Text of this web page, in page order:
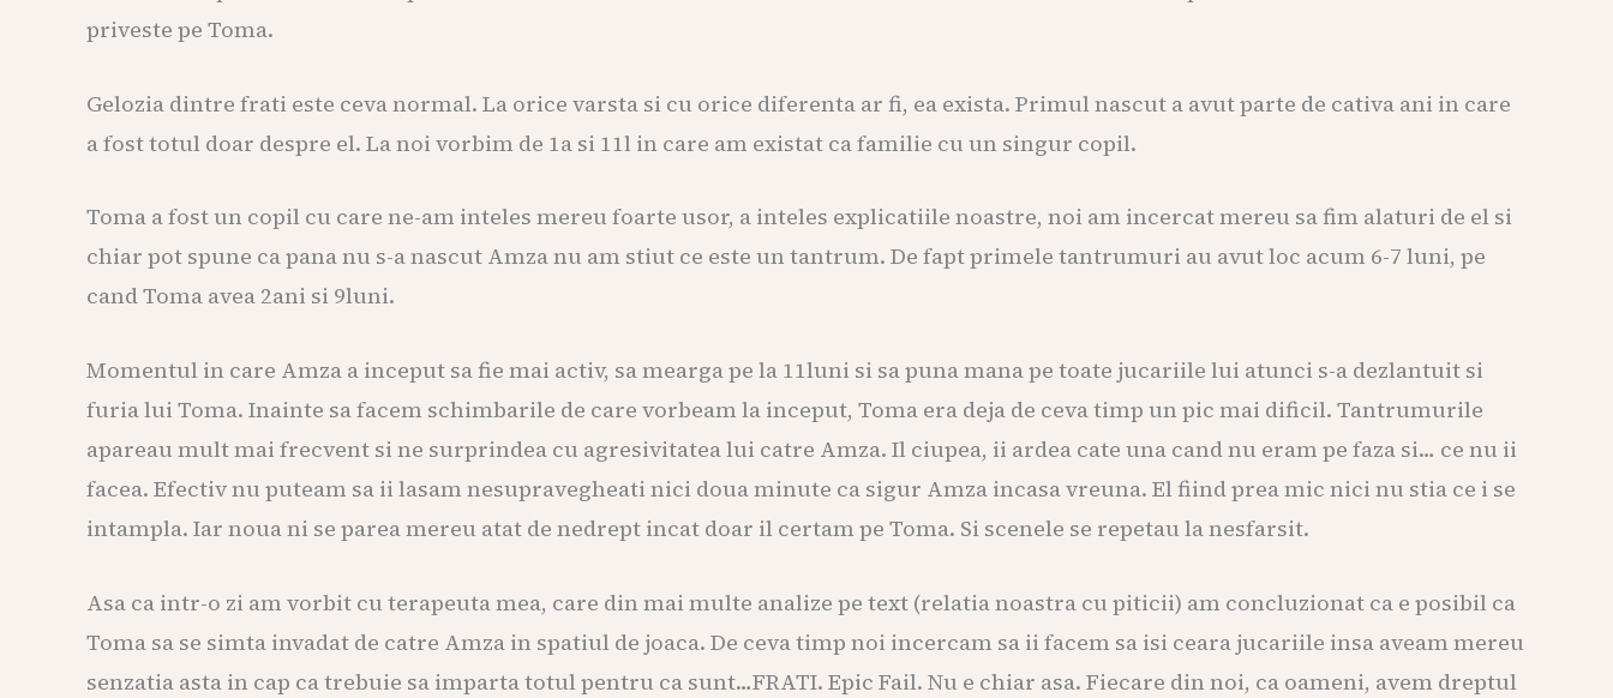
priveste pe Toma.
Gelozia dintre frati este ceva normal. La orice varsta si cu orice diferenta ar fi, ea exista. Primul nascut a avut parte de cativa ani in care
a fost totul doar despre el. La noi vorbim de 1a si 11l in care am existat ca familie cu un singur copil.
Toma a fost un copil cu care ne-am inteles mereu foarte usor, a inteles explicatiile noastre, noi am incercat mereu sa fim alaturi de el si
chiar pot spune ca pana nu s-a nascut Amza nu am stiut ce este un tantrum. De fapt primele tantrumuri au avut loc acum 6-7 luni, pe
cand Toma avea 2ani si 9luni.
Momentul in care Amza a inceput sa fie mai activ, sa mearga pe la 11luni si sa puna mana pe toate jucariile lui atunci s-a dezlantuit si
furia lui Toma. Inainte sa facem schimbarile de care vorbeam la inceput, Toma era deja de ceva timp un pic mai dificil. Tantrumurile
apareau mult mai frecvent si ne surprindea cu agresivitatea lui catre Amza. Il ciupea, ii ardea cate una cand nu eram pe faza si… ce nu ii
facea. Efectiv nu puteam sa ii lasam nesupravegheati nici doua minute ca sigur Amza incasa vreuna. El fiind prea mic nici nu stia ce i se
intampla. Iar noua ni se parea mereu atat de nedrept incat doar il certam pe Toma. Si scenele se repetau la nesfarsit.
Asa ca intr-o zi am vorbit cu terapeuta mea, care din mai multe analize pe text (relatia noastra cu piticii) am concluzionat ca e posibil ca
Toma sa se simta invadat de catre Amza in spatiul de joaca. De ceva timp noi incercam sa ii facem sa isi ceara jucariile insa aveam mereu
senzatia asta in cap ca trebuie sa imparta totul pentru ca sunt…FRATI. Epic Fail. Nu e chiar asa. Fiecare din noi, ca oameni, avem dreptul